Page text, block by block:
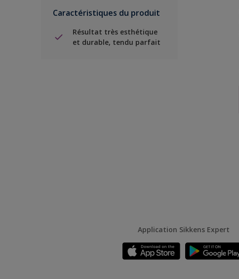
Caractéristiques du produit
Résultat très esthétique
et durable, tendu parfait
Application Sikkens Expert